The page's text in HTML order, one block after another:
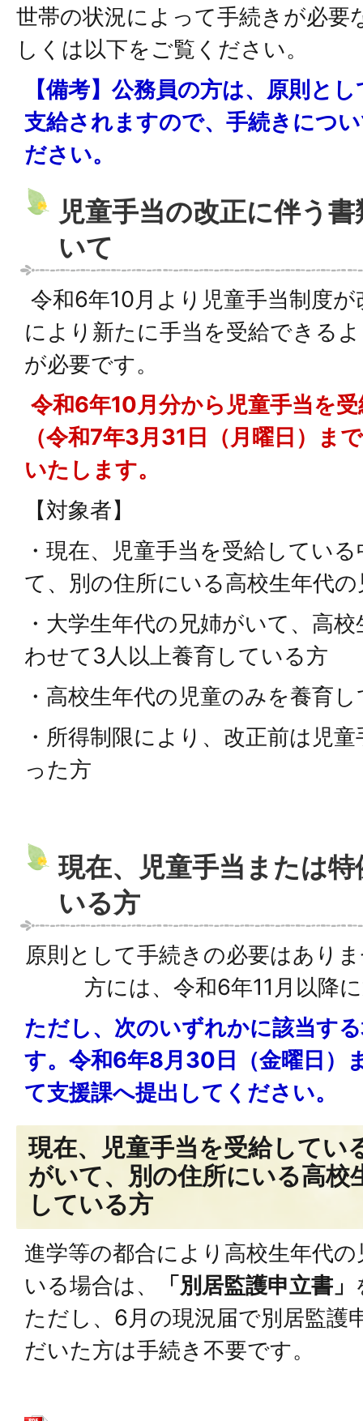
世帯の状況によって手続きが必要
しくは以下をご覧ください。
【備考】公務員の方は、原則と
支給されますので、手続きにつ
ださい。
児童手当の改正に伴う
いて
令和6年10月より児童手当制度
により新たに手当を受給できる
が必要です。
令和6年10月分から児童手当を
（令和7年3月31日（月曜日）ま
いたします。
【対象者】
・現在、児童手当を受給してい
て、別の住所にいる高校生年代
・大学生年代の兄姉がいて、高
わせて3人以上養育している方
・高校生年代の児童のみを養育
・所得制限により、改正前は児
った方
現在、児童手当または
いる方
原則として手続きの必要はあり
方には、令和6年11月以降
ただし、次のいずれかに該当す
す。令和6年8月30日（金曜日）
て支援課へ提出してください。
現在、児童手当を受給してい
がいて、別の住所にいる高校
している方
進学等の都合により高校生年代
いる場合は、
「別居監護申立書」
ただし、6月の現況届で別居監護
だいた方は手続き不要です。